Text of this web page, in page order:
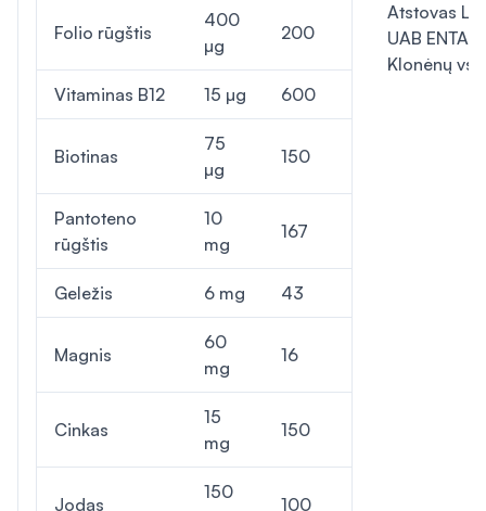
Folio rūgštis
400
µg
200
Vitaminas B12 15 µg 600
Biotinas
75
µg
150
Pantoteno
rūgštis
10
mg
167
Geležis 6 mg 43
Magnis
60
mg
16
Cinkas
15
mg
150
Jodas
150
100
Atstovas
UAB
Klonėnų